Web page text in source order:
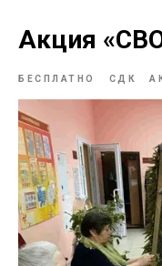
Акция
БЕСПЛАТНО СДК